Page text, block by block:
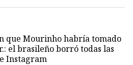
que Mourinho habría tomado
el brasileño borró todas las
Instagram